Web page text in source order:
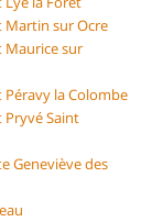
Martin sur Ocre
Maurice sur
Péravy la Colombe
Pryvé Saint
Geneviève des